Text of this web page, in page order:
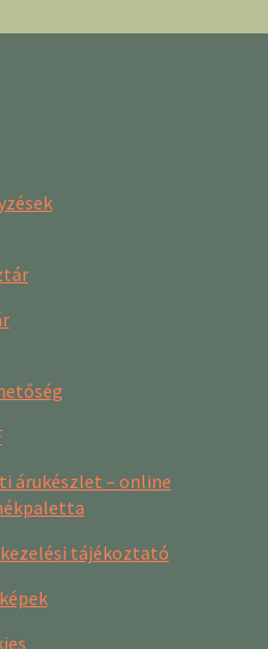
árukészlet – online
tájékoztató